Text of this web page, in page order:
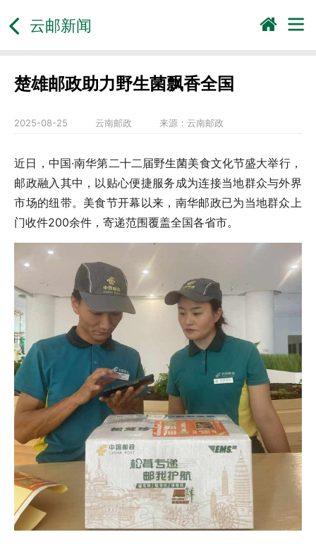
云邮新闻
楚雄邮政助力野生菌飘香全国
2025-08-25 云南邮政 来源： 云南邮政
近日，中国·南华第二十二届野生菌美食文化节盛大举行，
邮政融入其中，以贴心便捷服务成为连接当地群众与外界
市场的纽带。美食节开幕以来，南华邮政已为当地群众上
门收件200余件，寄递范围覆盖全国各省市。